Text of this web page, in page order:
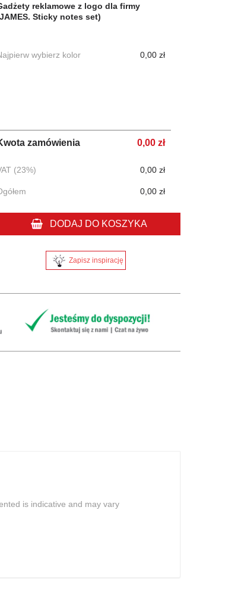
reklamowe z logo dla firmy
Sticky notes set)
wybierz kolor 0,00 zł
zamówienia 0,00 zł
(23%) 0,00 zł
0,00 zł
DODAJ DO KOSZYKA
Zapisz inspirację
is indicative and may vary